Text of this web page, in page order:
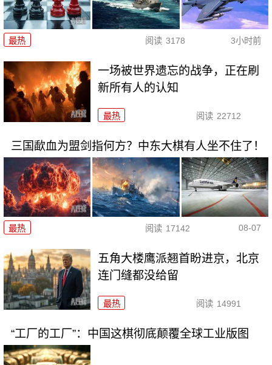
最热 阅读 3178 3小时前
一场被世界遗忘的战争，正在刷
新所有人的认知
最热 阅读 22712
三国歃血为盟剑指何方？中东大棋有人坐不住了！
最热 阅读 17142 08-07
五角大楼鹰派翘首盼进京，北京
连门缝都没给留
最热 阅读 14991
“工厂的工厂”：中国这棋彻底颠覆全球工业版图